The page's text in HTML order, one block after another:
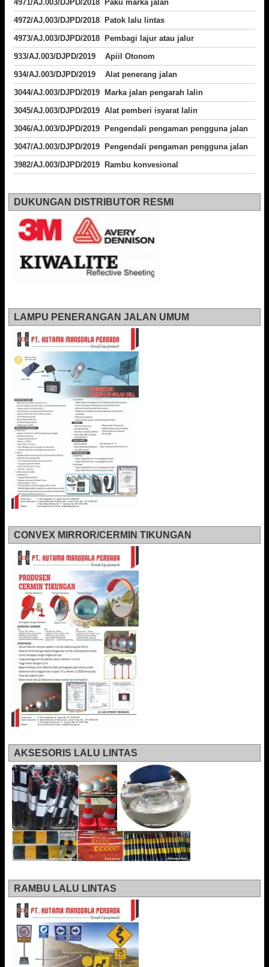
4971/AJ.003/DJPD/2018 Paku marka jalan
4972/AJ.003/DJPD/2018 Patok lalu lintas
4973/AJ.003/DJPD/2018
Pembagi lajur atau jalur
933/AJ.003/DJPD/2019 Apiil Otonom
934/AJ.003/DJPD/2019 Alat penerang jalan
3044/AJ.003/DJPD/2019 Marka jalan pengarah lalin
3045/AJ.003/DJPD/2019 Alat pemberi isyarat lalin
3046/AJ.003/DJPD/2019 Pengendali pengaman pengguna jalan
3047/AJ.003/DJPD/2019 Pengendali pengaman pengguna jalan
3982/AJ.003/DJPD/2019 Rambu konvesional
DUKUNGAN DISTRIBUTOR RESMI
LAMPU PENERANGAN JALAN UMUM
CONVEX MIRROR/CERMIN TIKUNGAN
AKSESORIS LALU LINTAS
RAMBU LALU LINTAS